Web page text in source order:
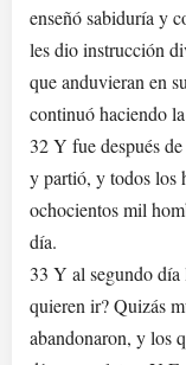
enseñó sabiduría y
les dio instrucción
que anduvieran en
continuó haciendo
32 Y fue después
y partió, y todos los
ochocientos mil
día.
33 Y al segundo día
quieren ir? Quizás
abandonaron, y los